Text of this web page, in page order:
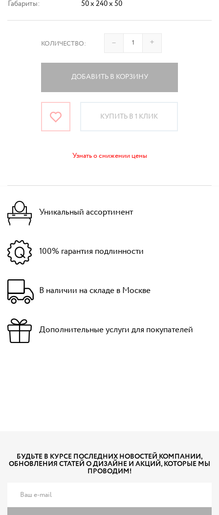
Габариты:
50 x 240 x 50
КОЛИЧЕСТВО: – +
ДОБАВИТЬ В КОРЗИНУ
КУПИТЬ В 1 КЛИК
Узнать о снижении цены
Уникальный ассортимент
100% гарантия подлинности
В наличии на складе в Москве
Дополнительные услуги для покупателей
БУДЬТЕ В КУРСЕ ПОСЛЕДНИХ НОВОСТЕЙ КОМПАНИИ,
ОБНОВЛЕНИЯ СТАТЕЙ О ДИЗАЙНЕ И АКЦИЙ, КОТОРЫЕ МЫ
ПРОВОДИМ!